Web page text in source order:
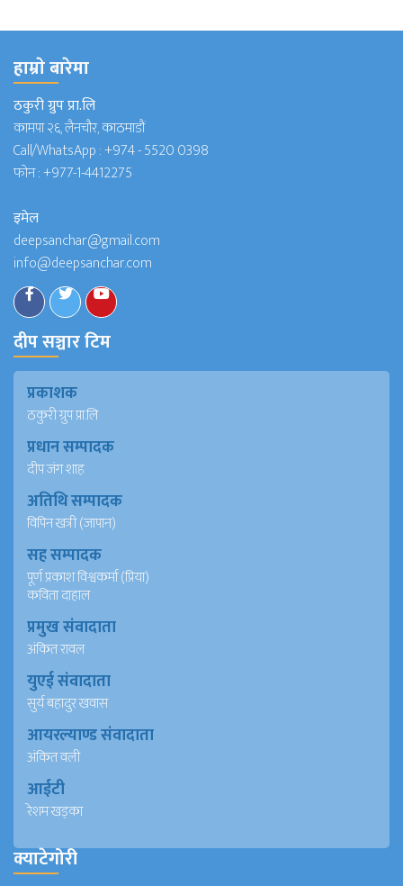
हाम्राे बारेमा
ठकुरी ग्रुप प्रा.लि
कामपा २६, लैनचौर, काठमाडौं
Call/WhatsApp :+974 - 5520 0398
फोन :+977-1-4412275
इमेल
deepsanchar@gmail.com
info@deepsanchar.com
दीप सञ्चार टिम
प्रकाशक
ठकुरी ग्रुप प्रा.लि
प्रधान सम्पादक
दीप जंग शाह
अतिथि सम्पादक
विपिन खत्री (जापान)
सह सम्पादक
पूर्ण प्रकाश विश्वकर्मा (प्रिया)
कविता दाहाल
प्रमुख संवादाता
अंकित रावल
युएई संवादाता
सुर्य बहादुर खवास
आयरल्याण्ड संवादाता
अंकित वली
आईटी
रेशम खड्का
क्याटेगोरी